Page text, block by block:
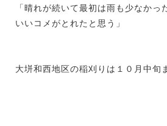
「晴れが続いて最初は雨も少なかっ
いいコメがとれたと思う」
大垪和西地区の稲刈りは１０月中旬